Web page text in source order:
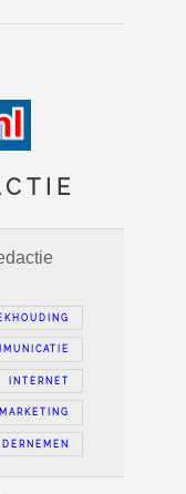
INTERNET
MARKETING